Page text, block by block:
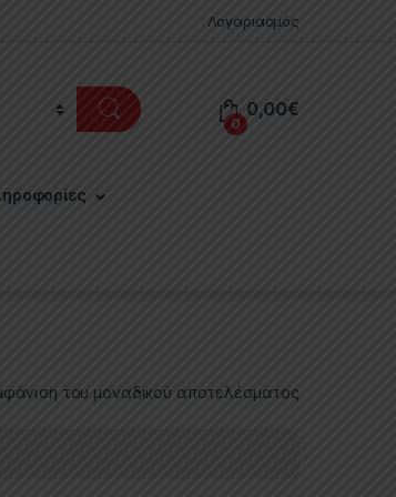
Λογαριασμός
0
0,00€
του μοναδικού αποτελέσματος